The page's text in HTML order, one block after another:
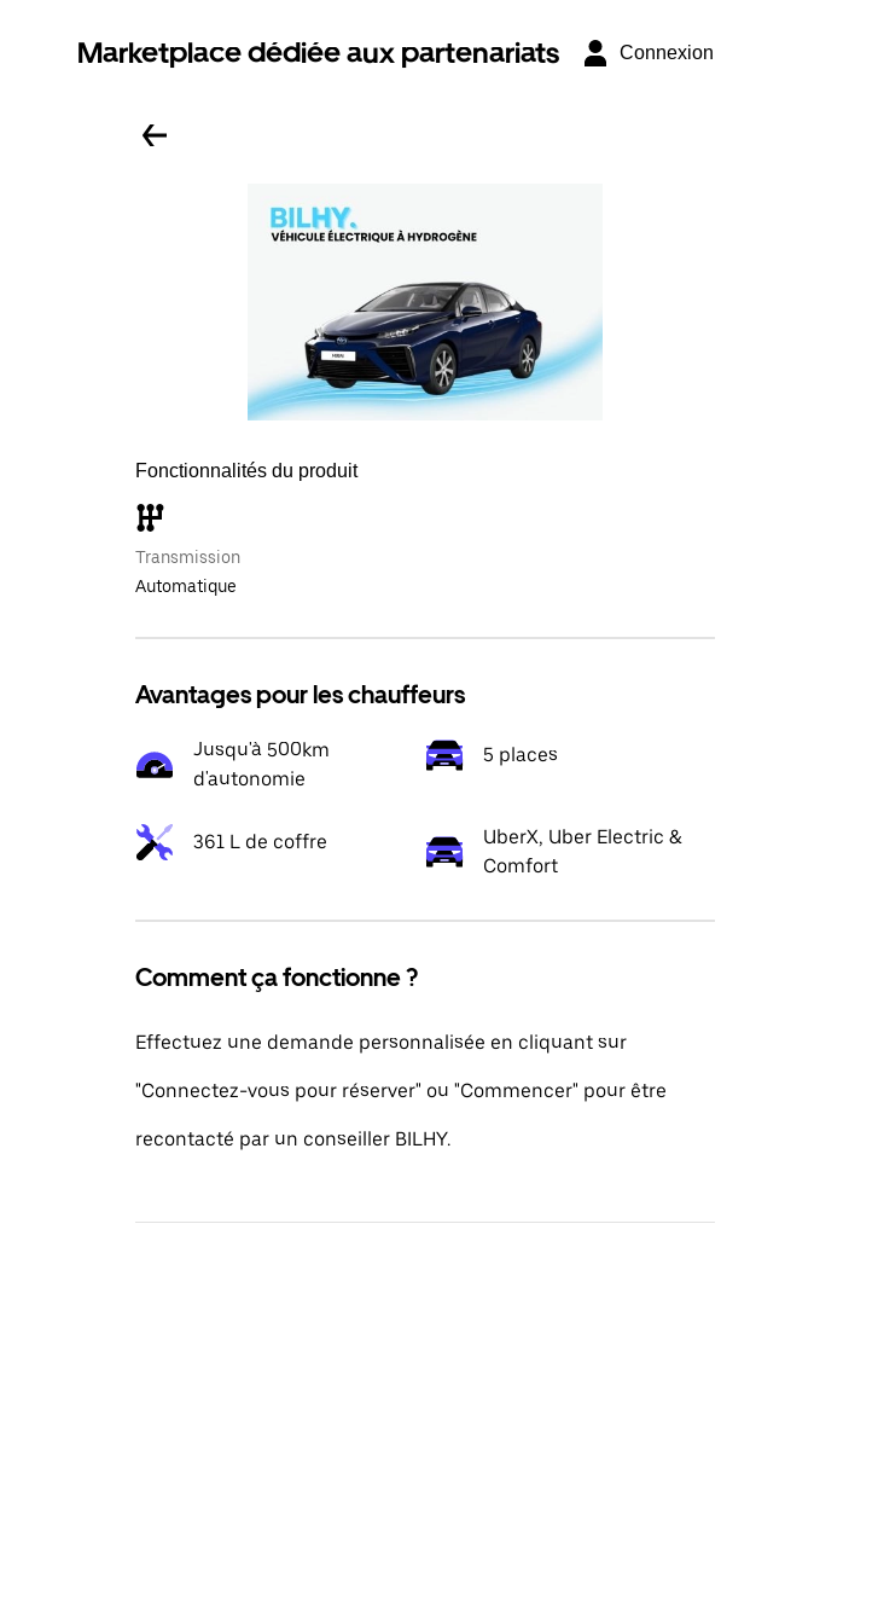
Marketplace dédiée aux partenariats Connexion
Fonctionnalités du produit
Transmission
Automatique
Avantages pour les chauffeurs
Jusqu'à 500km
d'autonomie
5 places
361 L de coffre
UberX, Uber Electric &
Comfort
Comment ça fonctionne ?
Effectuez une demande personnalisée en cliquant sur
"Connectez-vous pour réserver" ou "Commencer" pour être
recontacté par un conseiller BILHY.